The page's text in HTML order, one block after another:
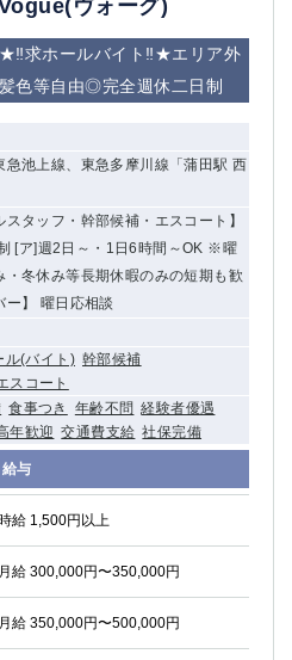
ヴォーグ)
求ホールバイト‼★エリア外
色等自由◎完全週休二日制
急池上線、東急多摩川線「蒲田駅 西
スタッフ・幹部候補・エスコート】
[ア]週2日～・1日6時間～OK ※曜
冬休み等長期休暇のみの短期も歓
ー】 曜日応相談
ル(バイト) 幹部候補
スコート
食事つき 年齢不問 経験者優遇
年歓迎 交通費支給 社保完備
給与
給 1,500円以上
月給 300,000円〜350,000円
月給 350,000円〜500,000円
横浜
溝の口
横浜・桜木町
武蔵新城
茅ヶ崎
たまプラーザ
横須賀
南越谷
川越
南浦和
熊谷